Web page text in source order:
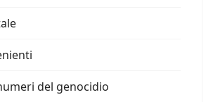
del genocidio